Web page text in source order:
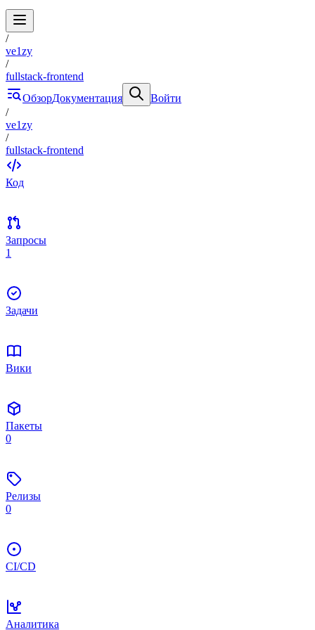
/
ve1zy
/
fullstack-frontend
ОбзорДокументация
Войти
/
ve1zy
/
fullstack-frontend
Код
Запросы
1
Задачи
Вики
Пакеты
0
Релизы
0
CI/CD
Аналитика